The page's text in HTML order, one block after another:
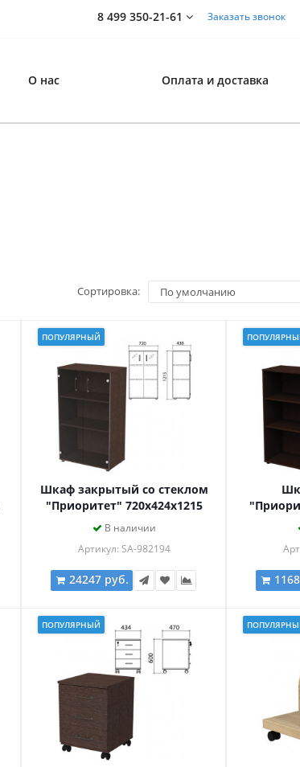
8 499 350-21-61 Заказать звонок
О нас Оплата и доставка
Сортировка:
ПОПУЛЯРНЫЙ
Шкаф закрытый со стеклом
"Приоритет" 720х424х1215
мм, 2 полки, венге
В наличии
Артикул: SA-982194
24247 руб.
мм, 2
ПОПУЛЯРНЫЙ